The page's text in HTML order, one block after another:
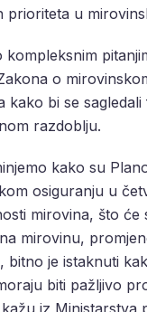
prioriteta u
kompleksnim
o
kako bi se
razdoblju.
kako su
osiguranju u
mirovina, što će
mirovinu,
bitno je istaknuti
biti pažljivo
iz Ministarstva